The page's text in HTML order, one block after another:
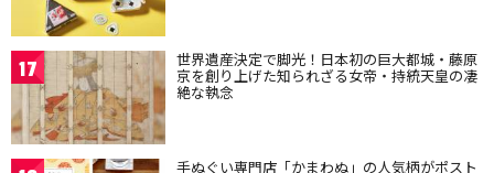
17 世界遺産決定で脚光！日本初の巨大都城・藤原
京を創り上げた知られざる女帝・持統天皇の凄
絶な執念
手ぬぐい専門店「かまわぬ」の人気柄がポスト